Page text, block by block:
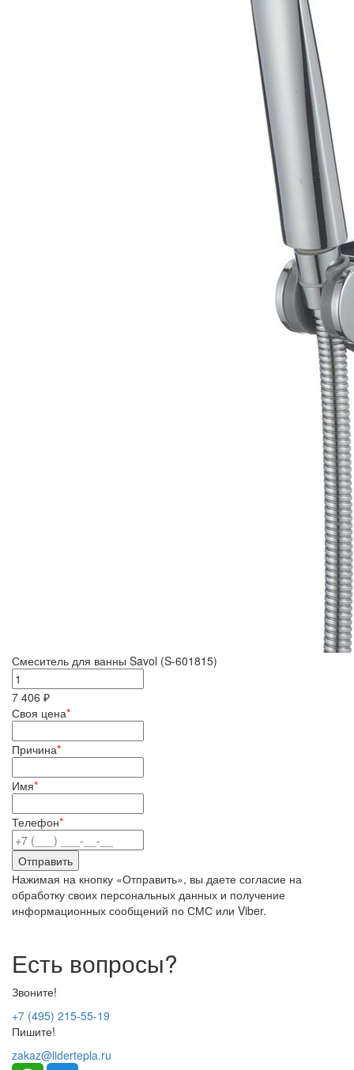
Смеситель для ванны Savol (S-601815)
7 406 ₽
Своя цена*
Причина*
Имя*
Телефон*
Нажимая на кнопку «Отправить», вы даете согласие на
обработку своих персональных данных и получение
информационных сообщений по СМС или Viber.
Есть вопросы?
Звоните!
+7 (495) 215-55-19
Пишите!
zakaz@lidertepla.ru